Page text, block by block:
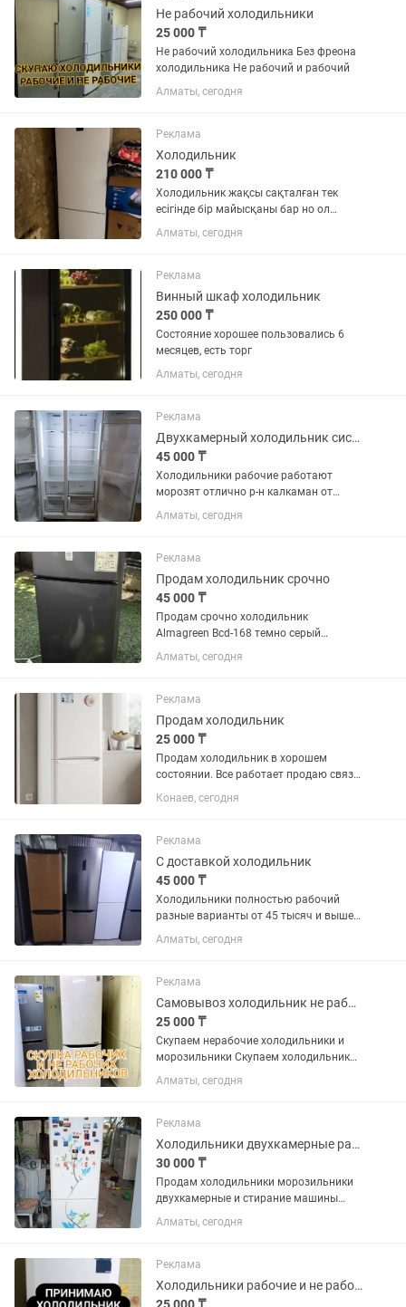
Не рабочий холодильники
25 000 ₸
Не рабочий холодильника Без фреона
холодильника Не рабочий и рабочий
Алматы, сегодня
Реклама
Холодильник
210 000 ₸
Холодильник жақсы сақталған тек
есігінде бір майысқаны бар но ол
қатты көрінбейді сол үшін арзан
Алматы, сегодня
Реклама
Винный шкаф холодильник
250 000 ₸
Состояние хорошее пользовались 6
месяцев, есть торг
Алматы, сегодня
Реклама
Двухкамерный холодильник системы ноуфрост работает отлично
45 000 ₸
Холодильники рабочие работают
морозят отлично р-н калкаман от
45тыс и выше
Алматы, сегодня
Реклама
Продам холодильник срочно
45 000 ₸
Продам срочно холодильник
Almagreen Bcd-168 темно серый
ширина 47см глубина 47см высота
100см покупался полтора года назад, в
предложить свою цену
Алматы, сегодня
Реклама
Продам холодильник
25 000 ₸
Продам холодильник в хорошем
состоянии. Все работает продаю связи
купили новую
Конаев, сегодня
Реклама
С доставкой холодильник
45 000 ₸
Холодильники полностью рабочий
разные варианты от 45 тысяч и выше
пишите фото могу отправить
Алматы, сегодня
Реклама
Самовывоз холодильник не рабочий
25 000 ₸
Скупаем нерабочие холодильники и
морозильники Скупаем холодильник
без фреона
Алматы, сегодня
Реклама
Холодильники двухкамерные разные варианты в хорошем рабочем состоянии
30 000 ₸
Продам холодильники морозильники
двухкамерные и стирание машины
автомат в хорошем рабочем
состоянии морозят отлично р-н
Алматы, сегодня
Реклама
Холодильники рабочие и не рабочие фото на